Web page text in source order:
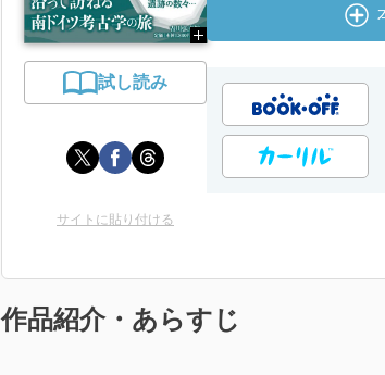
試し読み
サイトに貼り付ける
作品紹介・あらすじ